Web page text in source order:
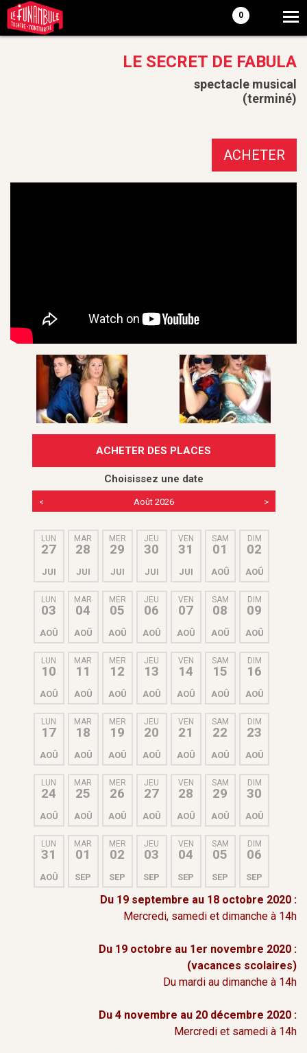
0
LE SECRET DE FABULA
spectacle musical
(terminé)
ACHETER
ACHETER DES PLACES
Choisissez une date
< Août 2026 >
LUN
27
JUI
MAR
28
JUI
MER
29
JUI
JEU
30
JUI
VEN
31
JUI
SAM
01
AOÛ
DIM
02
AOÛ
LUN
03
AOÛ
MAR
04
AOÛ
MER
05
AOÛ
JEU
06
AOÛ
VEN
07
AOÛ
SAM
08
AOÛ
DIM
09
AOÛ
LUN
10
AOÛ
MAR
11
AOÛ
MER
12
AOÛ
JEU
13
AOÛ
VEN
14
AOÛ
SAM
15
AOÛ
DIM
16
AOÛ
LUN
17
AOÛ
MAR
18
AOÛ
MER
19
AOÛ
JEU
20
AOÛ
VEN
21
AOÛ
SAM
22
AOÛ
DIM
23
AOÛ
LUN
24
AOÛ
MAR
25
AOÛ
MER
26
AOÛ
JEU
27
AOÛ
VEN
28
AOÛ
SAM
29
AOÛ
DIM
30
AOÛ
LUN
31
AOÛ
MAR
01
SEP
MER
02
SEP
JEU
03
SEP
VEN
04
SEP
SAM
05
SEP
DIM
06
SEP
Du 19 septembre au 18 octobre 2020 :
Mercredi, samedi et dimanche à 14h
Du 19 octobre au 1er novembre 2020 :
(vacances scolaires)
Du mardi au dimanche à 14h
Du 4 novembre au 20 décembre 2020 :
Mercredi et samedi à 14h